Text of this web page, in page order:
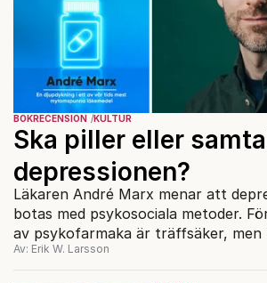
BOKRECENSION KULTUR
Ska piller eller
depressionen?
Läkaren André Marx menar att
botas med psykosociala metoder.
av psykofarmaka är träffsäker,
viktiga faktorer menar vår kritiker.
Av: Erik W. Larsson